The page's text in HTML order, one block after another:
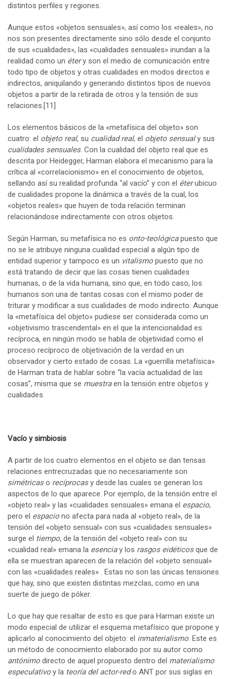
distintos perfiles y regiones.
Aunque estos «objetos sensuales», así como los «reales», no
nos son presentes directamente sino sólo desde el conjunto
de sus «cualidades», las «cualidades sensuales» inundan a la
realidad como un étery son el medio de comunicación entre
todo tipo de objetos y otras cualidades en modos directos e
indirectos, aniquilando y generando distintos tipos de nuevos
objetos a partir de la retirada de otros y la tensión de sus
relaciones.[11]
Los elementos básicos de la «metafísica del objeto» son
cuatro: el objeto real, su cualidad real, el objeto sensualy sus
cualidades sensuales. Con la cualidad del objeto real que es
descrita por Heidegger, Harman elabora el mecanismo para la
crítica al «correlacionismo» en el conocimiento de objetos,
sellando así su realidad profunda “al vacío” y con el éterubicuo
de cualidades propone la dinámica a través de la cual, los
«objetos reales» que huyen de toda relación terminan
relacionándose indirectamente con otros objetos.
Según Harman, su metafísica no es onto-teológicapuesto que
no se le atribuye ninguna cualidad especial a algún tipo de
entidad superior y tampoco es un vitalismo puesto que no
está tratando de decir que las cosas tienen cualidades
humanas, o de la vida humana, sino que, en todo caso, los
humanos son una de tantas cosas con el mismo poder de
triturar y modificar a sus cualidades de modo indirecto. Aunque
la «metafísica del objeto» pudiese ser considerada como un
«objetivismo trascendental» en el que la intencionalidad es
recíproca, en ningún modo se habla de objetividad como el
proceso recíproco de objetivación de la verdad en un
observador y cierto estado de cosas. La «guerrilla metafísica»
de Harman trata de hablar sobre “la vacía actualidad de las
cosas”, misma que se muestraen la tensión entre objetos y
cualidades.
Vacío y simbiosis
A partir de los cuatro elementos en el objeto se dan tensas
relaciones entrecruzadas que no necesariamente son
simétricaso recíprocasy desde las cuales se generan los
aspectos de lo que aparece. Por ejemplo, de la tensión entre el
«objeto real» y las «cualidades sensuales» emana el espacio,
pero el espacio no afecta para nada al «objeto real», de la
tensión del «objeto sensual» con sus «cualidades sensuales»
surge el tiempo, de la tensión del «objeto real» con su
«cualidad real» emana la esenciay los rasgos eidéticosque de
ella se muestran aparecen de la relación del «objeto sensual»
con las «cualidades reales» . Estas no son las únicas tensiones
que hay, sino que existen distintas mezclas, como en una
suerte de juego de póker.
Lo que hay que resaltar de esto es que para Harman existe un
modo especial de utilizar el esquema metafísico que propone y
aplicarlo al conocimiento del objeto: el inmaterialismo. Este es
un método de conocimiento elaborado por su autor como
antónimo directo de aquel propuesto dentro del materialismo
especulativo y la teoría del actor-redo ANT por sus siglas en